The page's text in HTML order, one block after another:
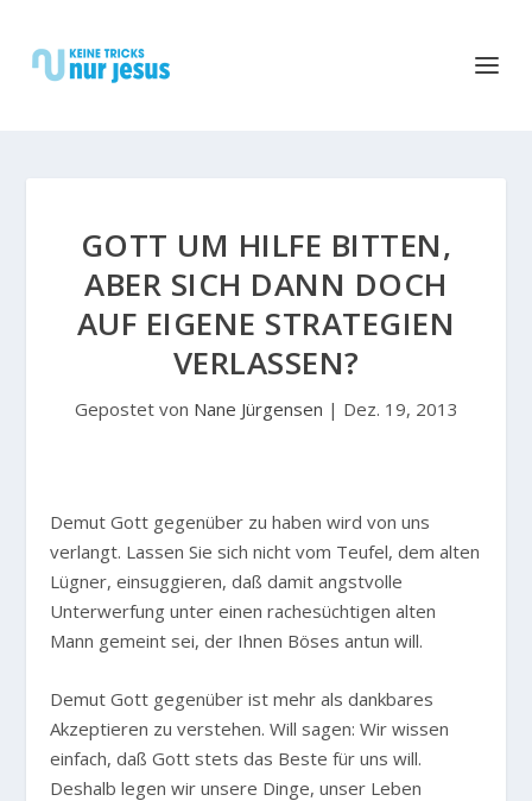
GOTT UM HILFE BITTEN,
ABER SICH DANN DOCH
AUF EIGENE STRATEGIEN
VERLASSEN?
Gepostet von Nane Jürgensen | Dez. 19, 2013
Demut Gott gegenüber zu haben wird von uns
verlangt. Lassen Sie sich nicht vom Teufel, dem alten
Lügner, einsuggieren, daß damit angstvolle
Unterwerfung unter einen rachesüchtigen alten
Mann gemeint sei, der Ihnen Böses antun will.
Demut Gott gegenüber ist mehr als dankbares
Akzeptieren zu verstehen. Will sagen: Wir wissen
einfach, daß Gott stets das Beste für uns will.
Deshalb legen wir unsere Dinge, unser Leben